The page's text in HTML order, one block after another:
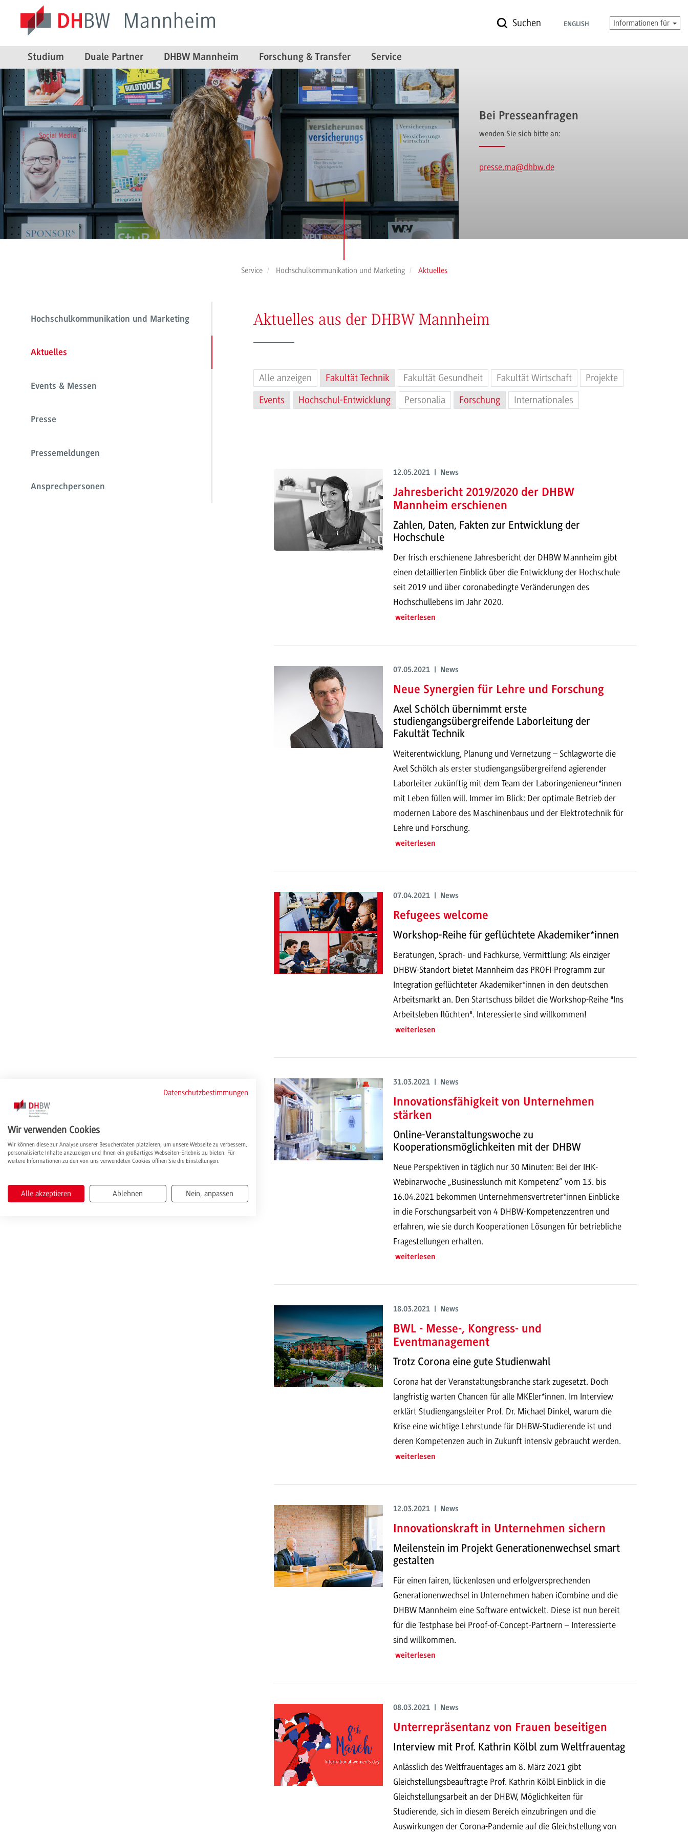
Suchen ENGLISH Informationen für
Studium Duale Partner DHBW Mannheim Forschung & Transfer Service
Bei Presseanfragen
wenden Sie sich bitte an:
presse.ma@dhbw.de
Service Hochschulkommunikation und Marketing Aktuelles
Hochschulkommunikation und Marketing
Aktuelles
Events & Messen
Presse
Pressemeldungen
Ansprechpersonen
Aktuelles aus der DHBW Mannheim
Alle anzeigen Fakultät Technik Fakultät Gesundheit Fakultät Wirtschaft
Projekte
Events
Hochschul-Entwicklung Personalia Forschung Internationales
12.05.2021 | News
Jahresbericht 2019/2020 der DHBW
Mannheim erschienen
Zahlen, Daten, Fakten zur Entwicklung der
Hochschule
Der frisch erschienene Jahresbericht der DHBW Mannheim gibt
einen detaillierten Einblick über die Entwicklung der Hochschule
seit 2019 und über coronabedingte Veränderungen des
Hochschullebens im Jahr 2020.
weiterlesen
07.05.2021 | News
Neue Synergien für Lehre und Forschung
Axel Schölch übernimmt erste
studiengangsübergreifende Laborleitung der
Fakultät Technik
Weiterentwicklung, Planung und Vernetzung – Schlagworte die
Axel Schölch als erster studiengangsübergreifend agierender
Laborleiter zukünftig mit dem Team der Laboringenieneur*innen
mit Leben füllen will. Immer im Blick: Der optimale Betrieb der
modernen Labore des Maschinenbaus und der Elektrotechnik für
Lehre und Forschung.
weiterlesen
07.04.2021 | News
Refugees welcome
Workshop-Reihe für geflüchtete Akademiker*innen
Beratungen, Sprach- und Fachkurse, Vermittlung: Als einziger
DHBW-Standort bietet Mannheim das PROFI-Programm zur
Integration geflüchteter Akademiker*innen in den deutschen
Arbeitsmarkt an. Den Startschuss bildet die Workshop-Reihe "Ins
Arbeitsleben flüchten". Interessierte sind willkommen!
weiterlesen
31.03.2021 | News
Innovationsfähigkeit von Unternehmen
stärken
Online-Veranstaltungswoche zu
Kooperationsmöglichkeiten mit der DHBW
Neue Perspektiven in täglich nur 30 Minuten: Bei der IHK-
Webinarwoche „Businesslunch mit Kompetenz“ vom 13. bis
16.04.2021 bekommen Unternehmensvertreter*innen Einblicke
in die Forschungsarbeit von 4 DHBW-Kompetenzzentren und
erfahren, wie sie durch Kooperationen Lösungen für betriebliche
Fragestellungen erhalten.
weiterlesen
18.03.2021 | News
BWL - Messe-, Kongress- und
Eventmanagement
Trotz Corona eine gute Studienwahl
Corona hat der Veranstaltungsbranche stark zugesetzt. Doch
langfristig warten Chancen für alle MKEler*innen. Im Interview
erklärt Studiengangsleiter Prof. Dr. Michael Dinkel, warum die
Krise eine wichtige Lehrstunde für DHBW-Studierende ist und
deren Kompetenzen auch in Zukunft intensiv gebraucht werden.
weiterlesen
12.03.2021 | News
Innovationskraft in Unternehmen sichern
Meilenstein im Projekt Generationenwechsel smart
gestalten
Für einen fairen, lückenlosen und erfolgversprechenden
Generationenwechsel in Unternehmen haben iCombine und die
DHBW Mannheim eine Software entwickelt. Diese ist nun bereit
für die Testphase bei Proof-of-Concept-Partnern – Interessierte
sind willkommen.
weiterlesen
08.03.2021 | News
Unterrepräsentanz von Frauen beseitigen
Interview mit Prof. Kathrin Kölbl zum Weltfrauentag
Anlässlich des Weltfrauentages am 8. März 2021 gibt
Gleichstellungsbeauftragte Prof. Kathrin Kölbl Einblick in die
Gleichstellungsarbeit an der DHBW, Möglichkeiten für
Studierende, sich in diesem Bereich einzubringen und die
Auswirkungen der Corona-Pandemie auf die Gleichstellung von
Datenschutzbestimmungen
Wir verwenden Cookies
Wir können diese zur Analyse unserer Besucherdaten platzieren, um unsere Webseite zu verbessern,
personalisierte Inhalte anzuzeigen und Ihnen ein großartiges Webseiten-Erlebnis zu bieten. Für
weitere Informationen zu den von uns verwendeten Cookies öffnen Sie die Einstellungen.
Alle akzeptieren Ablehnen Nein, anpassen